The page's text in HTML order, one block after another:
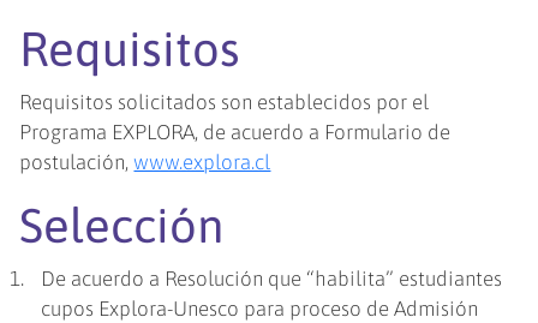
Requisitos
Requisitos solicitados son establecidos por el
Programa EXPLORA, de acuerdo a Formulario de
postulación,www.explora.cl
Selección
De acuerdo a Resolución que “habilita” estudiantes
cupos Explora-Unesco para proceso de Admisión